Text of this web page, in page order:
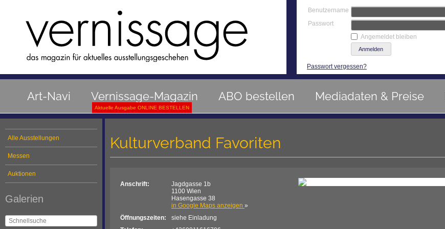
Benutzername
Passwort
Angemeldet bleiben
Passwort vergessen?
Art-Navi Vernissage-Magazin ABO bestellen Mediadaten & Preise
Aktuelle Ausgabe ONLINE BESTELLEN
Alle Ausstellungen
Messen
Auktionen
Galerien
Kulturverband Favoriten
Anschrift:
Jagdgasse 1b
1100 Wien
Hasengasse 38
in Google Maps anzeigen »
Öffnungszeiten:
siehe Einladung